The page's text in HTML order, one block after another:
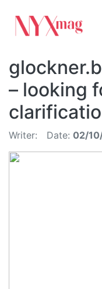
– looking
Writer: Date: 02/